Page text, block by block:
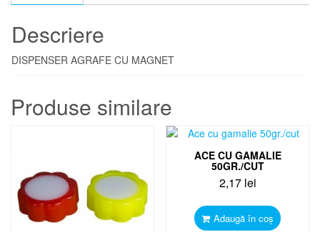
Descriere
DISPENSER AGRAFE CU MAGNET
Produse similare
ACE CU GAMALIE
50GR./CUT
2,17 lei
Adaugă în coș